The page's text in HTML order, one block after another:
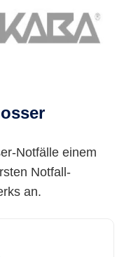
Notfälle einem
Notfall-
an.